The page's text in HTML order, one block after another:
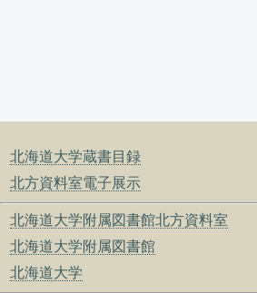
北海道大学蔵書目録
北方資料室電子展示
北海道大学附属図書館北方資料室
北海道大学附属図書館
北海道大学